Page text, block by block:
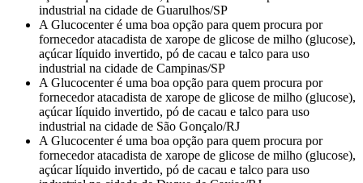
industrial na cidade de Guarulhos/SP
A Glucocenter é uma boa opção para quem procura por
fornecedor atacadista de xarope de glicose de milho (glucose),
açúcar líquido invertido, pó de cacau e talco para uso
industrial na cidade de Campinas/SP
A Glucocenter é uma boa opção para quem procura por
fornecedor atacadista de xarope de glicose de milho (glucose),
açúcar líquido invertido, pó de cacau e talco para uso
industrial na cidade de São Gonçalo/RJ
A Glucocenter é uma boa opção para quem procura por
fornecedor atacadista de xarope de glicose de milho (glucose),
açúcar líquido invertido, pó de cacau e talco para uso